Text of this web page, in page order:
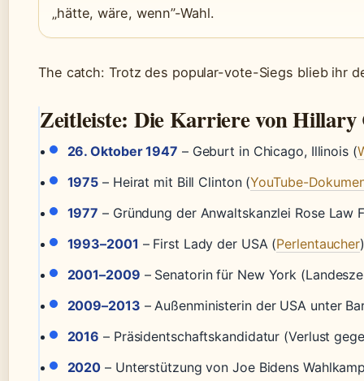
„hätte, wäre, wenn”-Wahl.
The catch: Trotz des popular-vote-Siegs blieb ihr
Zeitleiste: Die Karriere von
26. Oktober 1947 – Geburt in Chicago, Illinois (
1975 – Heirat mit Bill Clinton (YouTube-
1977 – Gründung der Anwaltskanzlei Rose Law
1993–2001 – First Lady der USA (Perlentaucher)
2001–2009 – Senatorin für New York
2009–2013 – Außenministerin der USA unter
2016 – Präsidentschaftskandidatur (Verlust
2020 – Unterstützung von Joe Bidens